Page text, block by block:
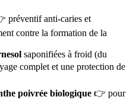
préventif anti-caries et
contre la formation de la
saponifiées à froid (du
complet et une protection de
poivrée biologique 👉 pour